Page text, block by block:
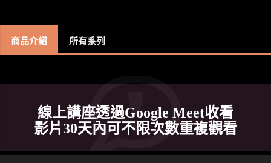
商品介紹 所有系列
線上講座透過Google Meet收看
影片30天內可不限次數重複觀看